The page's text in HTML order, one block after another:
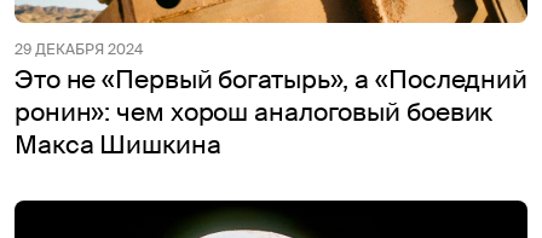
29 ДЕКАБРЯ 2024
Это не «Первый богатырь», а «Последний
ронин»: чем хорош аналоговый боевик
Макса Шишкина